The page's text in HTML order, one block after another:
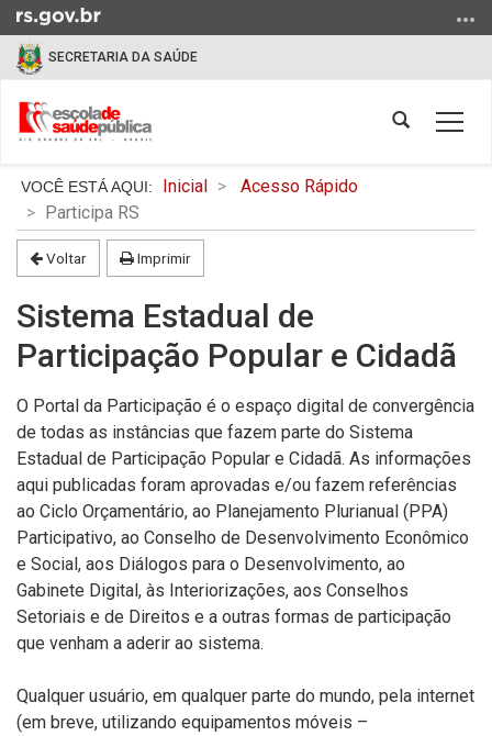
para
para
menu
busca
SECRETARIA DA SAÚDE
Abrir
Início
conteúdo
Inicial
Acesso Rápido
Participa RS
Voltar Imprimir
Sistema Estadual de
Participação Popular e Cidadã
O Portal da Participação é o espaço digital de convergência
de todas as instâncias que fazem parte do Sistema
Estadual de Participação Popular e Cidadã. As informações
aqui publicadas foram aprovadas e/ou fazem referências
ao Ciclo Orçamentário, ao Planejamento Plurianual (PPA)
Participativo, ao Conselho de Desenvolvimento Econômico
e Social, aos Diálogos para o Desenvolvimento, ao
Gabinete Digital, às Interiorizações, aos Conselhos
Setoriais e de Direitos e a outras formas de participação
que venham a aderir ao sistema.
Qualquer usuário, em qualquer parte do mundo, pela internet
(em breve, utilizando equipamentos móveis –